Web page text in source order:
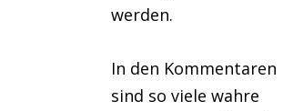
werden.
In den Kommentaren
sind so viele wahre